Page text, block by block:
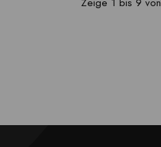
Zeige 1 bis 9